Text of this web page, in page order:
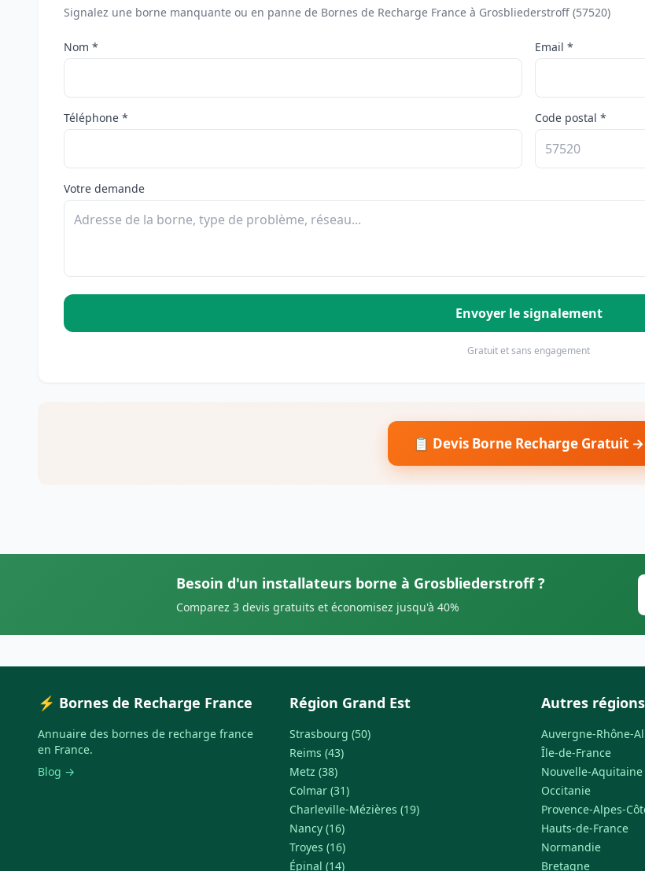
Signalez une borne manquante ou en panne de Bornes de Recharge France à Grosbliederstroff (57520)
Nom * Email *
Téléphone * Code postal *
Votre demande
Envoyer le signalement
Gratuit et sans engagement
📋 Devis Borne Recharge Gratuit →
Besoin d'un installateurs borne à Grosbliederstroff ?
Comparez 3 devis gratuits et économisez jusqu'à 40%
⚡ Bornes de Recharge France
Annuaire des bornes de recharge france
en France.
Blog →
Région Grand Est
Strasbourg (50)
Reims (43)
Metz (38)
Colmar (31)
Charleville-Mézières (19)
Nancy (16)
Troyes (16)
Épinal (14)
Autres régions
Auvergne-Rhône-
Île-de-France
Nouvelle-Aquitaine
Occitanie
Provence-Alpes-
Hauts-de-France
Normandie
Bretagne